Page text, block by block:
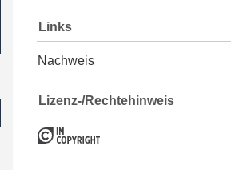
Links
Nachweis
Lizenz-/Rechtehinweis